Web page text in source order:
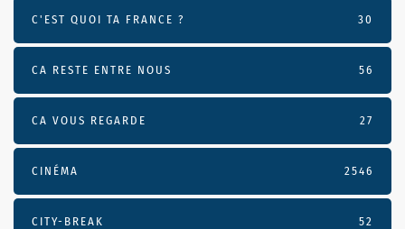
C'EST QUOI TA FRANCE ? 30
CA RESTE ENTRE NOUS 56
CA VOUS REGARDE 27
CINÉMA 2546
CITY-BREAK 52